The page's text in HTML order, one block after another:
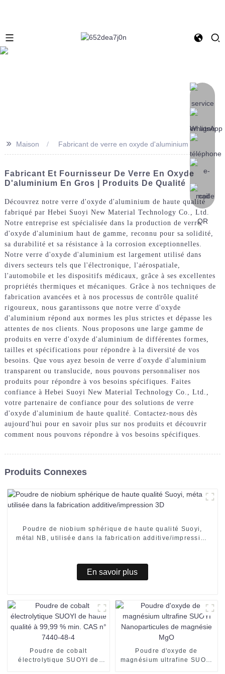
>> Maison Fabricant de verre en oxyde d'aluminium
Fabricant Et Fournisseur De Verre En Oxyde
D'aluminium En Gros | Produits De Qualité
Découvrez notre verre d'oxyde d'aluminium de haute qualité
fabriqué par Hebei Suoyi New Material Technology Co., Ltd.
Notre entreprise est spécialisée dans la production de verre
d'oxyde d'aluminium haut de gamme, reconnu pour sa solidité,
sa durabilité et sa résistance à la corrosion exceptionnelles.
Notre verre d'oxyde d'aluminium est largement utilisé dans
divers secteurs tels que l'électronique, l'aérospatiale,
l'automobile et les dispositifs médicaux, grâce à ses excellentes
propriétés thermiques et mécaniques. Grâce à nos techniques de
fabrication avancées et à nos processus de contrôle qualité
rigoureux, nous garantissons que notre verre d'oxyde
d'aluminium répond aux normes les plus strictes et dépasse les
attentes de nos clients. Nous proposons une large gamme de
produits en verre d'oxyde d'aluminium de différentes formes,
tailles et spécifications pour répondre à la diversité de vos
besoins. Que vous ayez besoin de verre d'oxyde d'aluminium
transparent ou translucide, nous pouvons personnaliser nos
produits pour répondre à vos besoins spécifiques. Faites
confiance à Hebei Suoyi New Material Technology Co., Ltd.,
votre partenaire de confiance pour des solutions de verre
d'oxyde d'aluminium de haute qualité. Contactez-nous dès
aujourd'hui pour en savoir plus sur nos produits et découvrir
comment nous pouvons répondre à vos besoins spécifiques.
Produits Connexes
Poudre de niobium sphérique de haute qualité Suoyi,
métal NB, utilisée dans la fabrication additive/impression
En savoir plus
Poudre de cobalt
électrolytique SUOYI de
Poudre d'oxyde de
magnésium ultrafine SUOYI